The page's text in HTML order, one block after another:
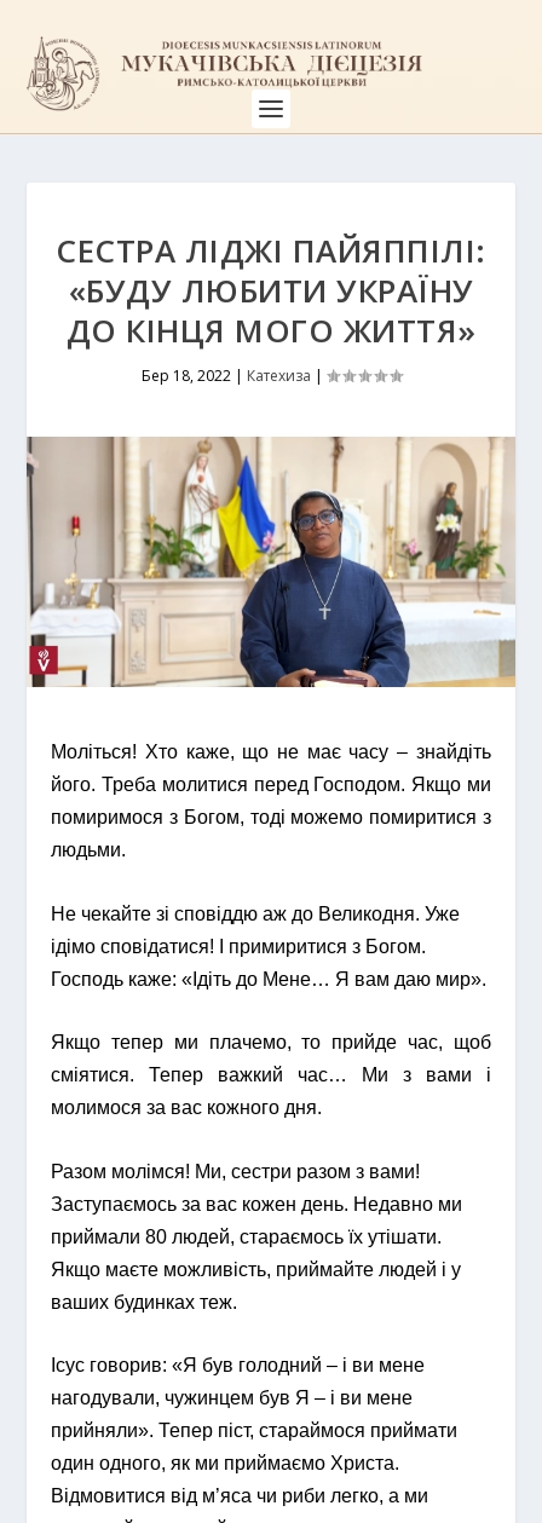
СЕСТРА ЛІДЖІ ПАЙЯППІЛІ:
«БУДУ ЛЮБИТИ УКРАЇНУ
ДО КІНЦЯ МОГО ЖИТТЯ»
Бер 18, 2022| Катехиза |
Моліться! Хто каже, що не має часу – знайдіть
його. Треба молитися перед Господом. Якщо ми
помиримося з Богом, тоді можемо помиритися з
людьми.
Не чекайте зі сповіддю аж до Великодня. Уже
ідімо сповідатися! І примиритися з Богом.
Господь каже: «Ідіть до Мене… Я вам даю мир».
Якщо тепер ми плачемо, то прийде час, щоб
сміятися. Тепер важкий час… Ми з вами і
молимося за вас кожного дня.
Разом молімся! Ми, сестри разом з вами!
Заступаємось за вас кожен день. Недавно ми
приймали 80 людей, стараємось їх утішати.
Якщо маєте можливість, приймайте людей і у
ваших будинках теж.
Ісус говорив: «Я був голодний – і ви мене
нагодували, чужинцем був Я – і ви мене
прийняли». Тепер піст, стараймося приймати
один одного, як ми приймаємо Христа.
Відмовитися від м’яса чи риби легко, а ми